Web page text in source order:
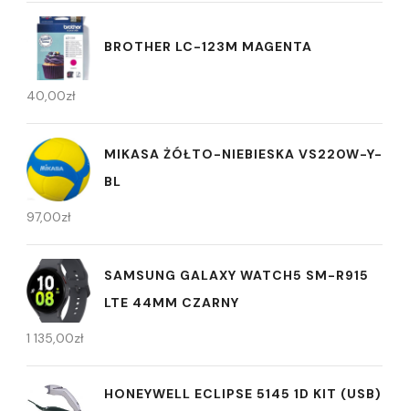
BROTHER LC-123M MAGENTA
40,00zł
MIKASA ŻÓŁTO-NIEBIESKA VS220W-Y-
BL
97,00zł
SAMSUNG GALAXY WATCH5 SM-R915
LTE 44MM CZARNY
1 135,00zł
HONEYWELL ECLIPSE 5145 1D KIT (USB)